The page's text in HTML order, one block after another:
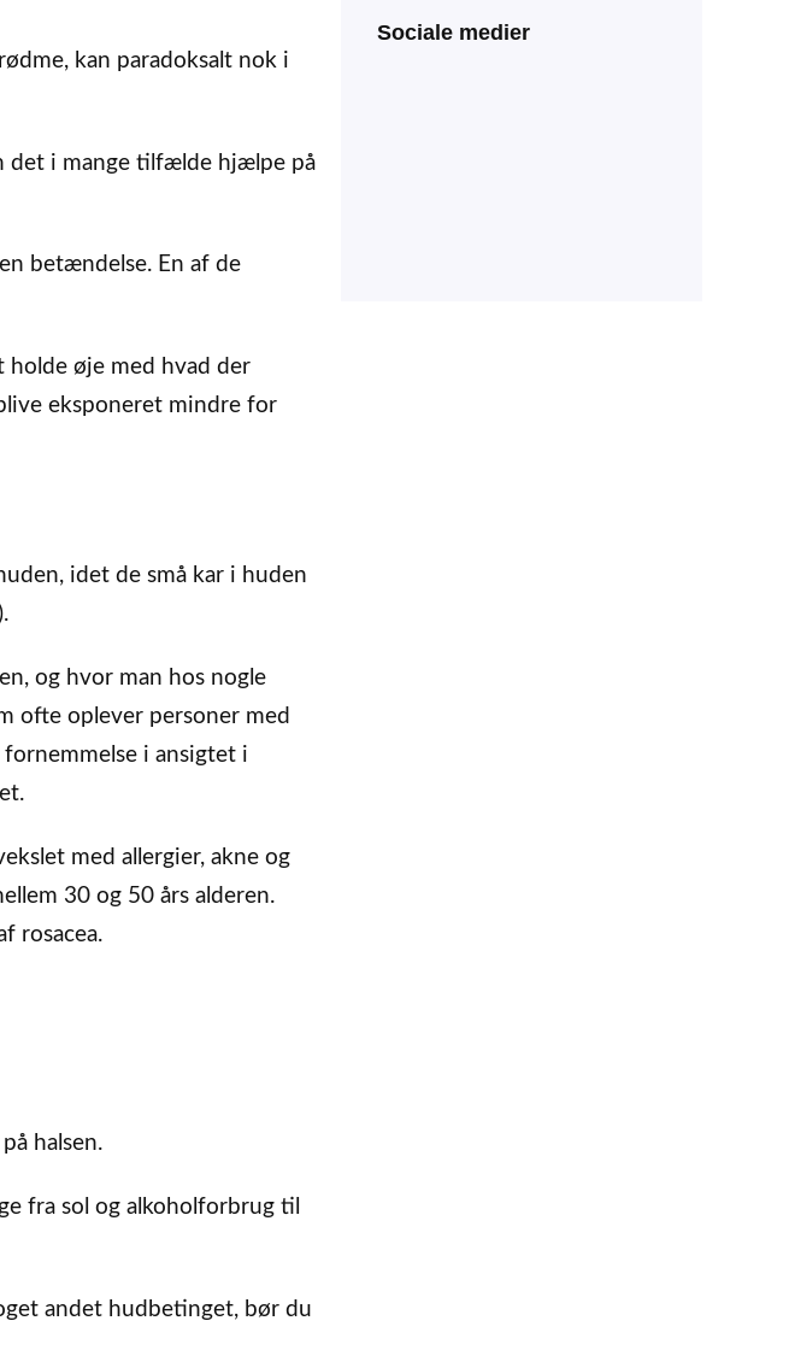
kan paradoksalt nok i
det i mange tilfælde hjælpe på
betændelse. En af de
holde øje med hvad der
eksponeret mindre for
idet de små kar i huden
).
og hvor man hos nogle
ofte oplever personer med
i ansigtet i
med allergier, akne og
30 og 50 års alderen.
rosacea.
halsen.
fra sol og alkoholforbrug til
andet hudbetinget, bør du
Sociale medier